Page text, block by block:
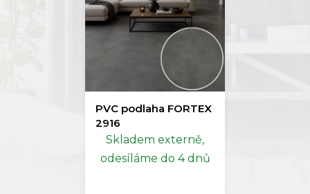
PVC podlaha FORTEX
2916
Skladem externě,
odesíláme do 4 dnů